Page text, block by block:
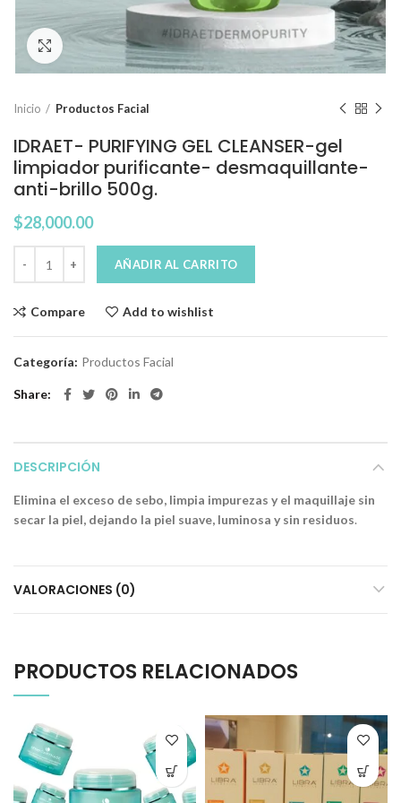
Click to enlarge
Inicio Productos Facial
IDRAET- PURIFYING GEL CLEANSER-gel
limpiador purificante- desmaquillante-
anti-brillo 500g.
$28,000.00
AÑADIR AL CARRITO
Compare Add to wishlist
Categoría: Productos Facial
Share
DESCRIPCIÓN
Elimina el exceso de sebo, limpia impurezas y el maquillaje sin
secar la piel, dejando la piel suave, luminosa y sin residuos.
VALORACIONES (0)
PRODUCTOS RELACIONADOS